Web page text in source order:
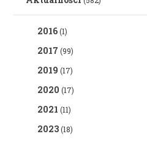
2016(1)
2017 (99)
2019 (17)
2020 (17)
2021 (11)
2023(18)